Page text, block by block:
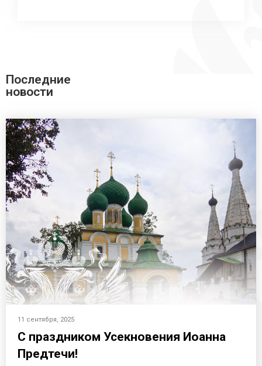
Последние
новости
11 сентября, 2025
С праздником Усекновения Иоанна
Предтечи!